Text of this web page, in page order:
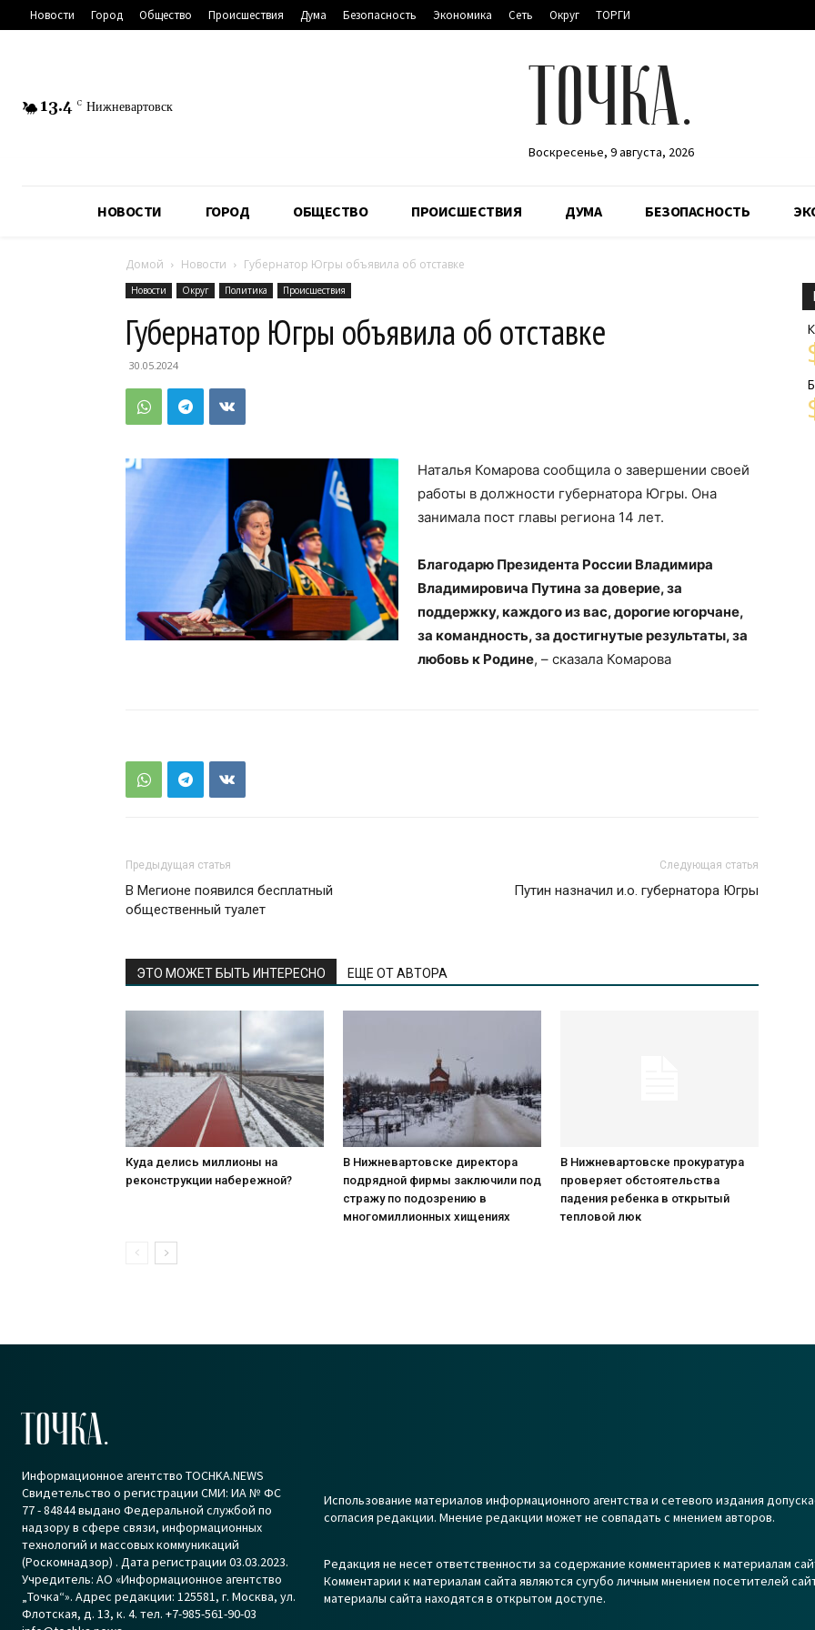
Новости Город Общество Происшествия Дума Безопасность Экономика Сеть Округ ТОРГИ
13.4 C Нижневартовск ТОЧКА.
Воскресенье, 9 августа, 2026
НОВОСТИ ГОРОД ОБЩЕСТВО ПРОИСШЕСТВИЯ ДУМА БЕЗОПАСНОСТЬ
Домой Новости Губернатор Югры объявила об отставке
Новости Округ Политика Происшествия
Губернатор Югры объявила об отставке
30.05.2024
Наталья Комарова сообщила о завершении своей
работы в должности губернатора Югры. Она
занимала пост главы региона 14 лет.
Благодарю Президента России Владимира
Владимировича Путина за доверие, за
поддержку, каждого из вас, дорогие югорчане,
за командность, за достигнутые результаты, за
любовь к Родине, – сказала Комарова
Предыдущая статья
В Мегионе появился бесплатный
общественный туалет
Следующая статья
Путин назначил и.о. губернатора Югры
ЭТО МОЖЕТ БЫТЬ ИНТЕРЕСНО ЕЩЕ ОТ АВТОРА
Куда делись миллионы на
реконструкции набережной?
В Нижневартовске директора
подрядной фирмы заключили под
стражу по подозрению в
многомиллионных хищениях
В Нижневартовске прокуратура
проверяет обстоятельства
падения ребенка в открытый
тепловой люк
ТОЧКА.
Информационное агентство TOCHKA.NEWS
Свидетельство о регистрации СМИ: ИА № ФС
77 - 84844 выдано Федеральной службой по
надзору в сфере связи, информационных
технологий и массовых коммуникаций
(Роскомнадзор) . Дата регистрации 03.03.2023.
Учредитель: АО «Информационное агентство
„Точка“». Адрес редакции: 125581, г. Москва, ул.
Флотская, д. 13, к. 4. тел. +7-985-561-90-03
Использование материалов информационного агентства и сетевого издания
согласия редакции. Мнение редакции может не совпадать с мнением авторов.
Редакция не несет ответственности за содержание комментариев к материалам
Комментарии к материалам сайта являются сугубо личным мнением посетителей
материалы сайта находятся в открытом доступе.